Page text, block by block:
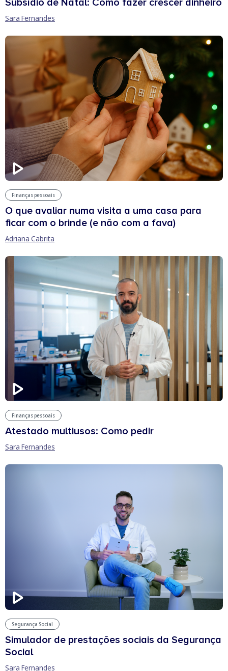
Sara Fernandes
Finanças pessoais
O que avaliar numa visita a uma casa para
ficar com o brinde (e não com a fava)
Adriana Cabrita
Finanças pessoais
Atestado multiusos: Como pedir
Sara Fernandes
Segurança Social
Simulador de prestações sociais da Segurança
Social
Sara Fernandes